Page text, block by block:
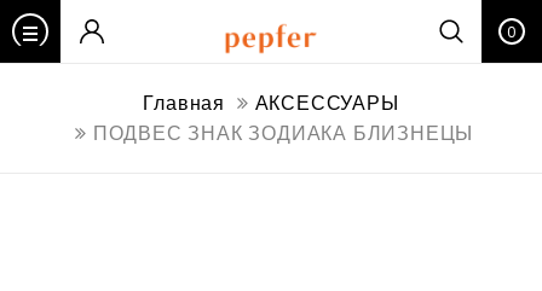
0
Главная
АКСЕССУАРЫ
ПОДВЕС ЗНАК ЗОДИАКА БЛИЗНЕЦЫ